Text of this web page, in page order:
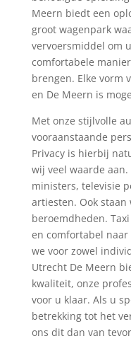
Meern biedt een
groot wagenpark
vervoersmiddel om
comfortabele
brengen. Elke vorm
en De Meern is
Met onze stijlvolle
vooraanstaande
Privacy is hierbij
wij veel waarde
ministers, televisie
artiesten. Ook
beroemdheden.
en comfortabel
we voor zowel
Utrecht De Meern
kwaliteit, onze
voor u klaar. Als u
betrekking tot het
ons dit dan van